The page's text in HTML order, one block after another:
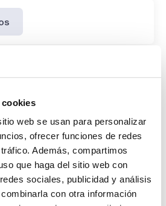
cookies
web se usan para personalizar
ofrecer funciones de redes
Además, compartimos
que haga del sitio web con
sociales, publicidad y análisis
con otra información